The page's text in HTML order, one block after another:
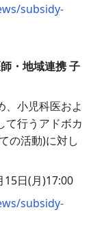
subsidy-
・地域連携 子
、小児科医およ
て行うアドボカ
の活動)に対し
15日(月)17:00
subsidy-